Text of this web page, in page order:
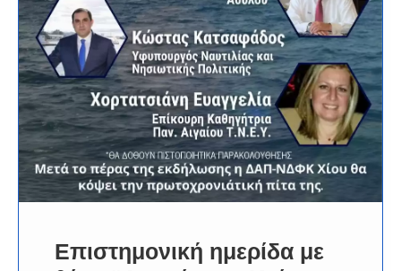
Επιστημονική ημερίδα με